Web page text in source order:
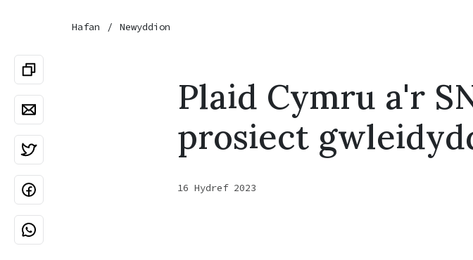
Hafan Newyddion
Plaid Cymru a'r
prosiect
16 Hydref 2023